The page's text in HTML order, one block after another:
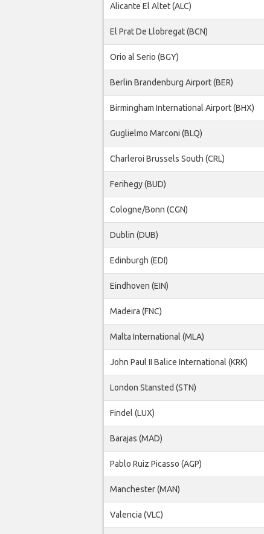
Alicante El Altet (ALC)
El Prat De Llobregat (BCN)
Orio al Serio (BGY)
Berlin Brandenburg Airport (BER)
Birmingham International Airport (BHX)
Guglielmo Marconi (BLQ)
Charleroi Brussels South (CRL)
Ferihegy (BUD)
Cologne/Bonn (CGN)
Dublin (DUB)
Edinburgh (EDI)
Eindhoven (EIN)
Madeira (FNC)
Malta International (MLA)
John Paul II Balice International (KRK)
London Stansted (STN)
Findel (LUX)
Barajas (MAD)
Pablo Ruiz Picasso (AGP)
Manchester (MAN)
Valencia (VLC)